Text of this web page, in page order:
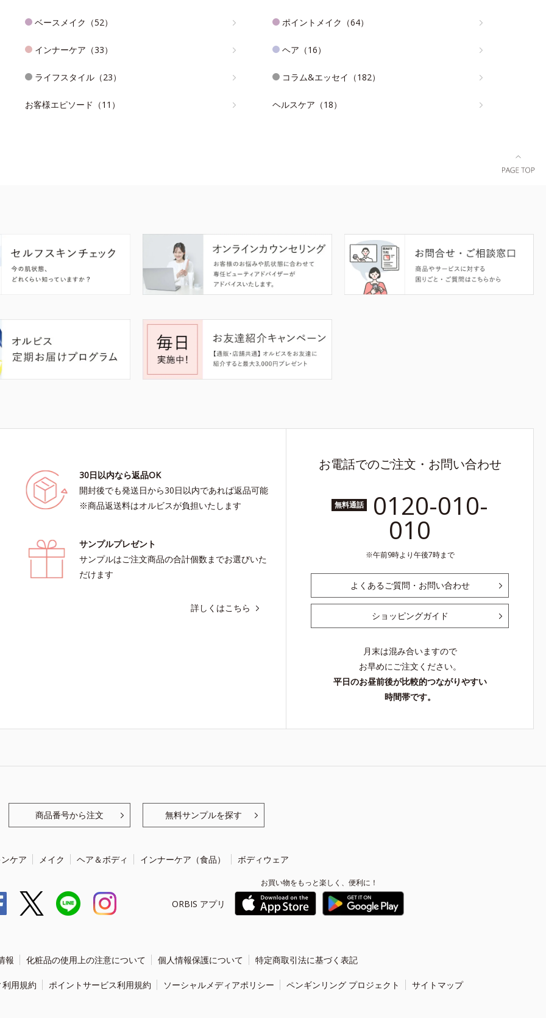
ベースメイク（52） ポイントメイク（64）
インナーケア（33） ヘア（16）
ライフスタイル（23） コラム&エッセイ（182）
お客様エピソード（11） ヘルスケア（18）
30日以内なら返品OK
開封後でも発送日から30日以内であれば返品可能
※商品返送料はオルビスが負担いたします
サンプルプレゼント
サンプルはご注文商品の合計個数までお選びいた
だけます
詳しくはこちら
お電話でのご注文・お問い合わせ
無料通話 0120-010-
010
午前9時より午後7時まで
よくあるご質問・お問い合わせ
ショッピングガイド
月末は混み合いますので
お早めにご注文ください。
平日のお昼前後が比較的つながりやすい
時間帯です。
商品番号から注文 無料サンプルを探す
ケア メイク ヘア＆ボディ インナーケア（食品） ボディウェア
ORBIS アプリ
お買い物をもっと楽しく、便利に！
報 化粧品の使用上の注意について 個人情報保護について 特定商取引法に基づく表記
用規約 ポイントサービス利用規約 ソーシャルメディアポリシー ペンギンリング プロジェクト サイトマップ